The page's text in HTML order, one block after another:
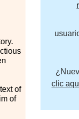
of
of
clic